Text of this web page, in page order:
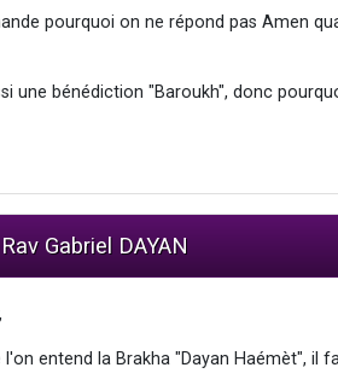
pourquoi on ne répond pas Amen
une bénédiction "Baroukh", donc
Gabriel DAYAN
l'on entend la Brakha "Dayan Haémèt", il